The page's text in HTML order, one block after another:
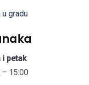
gradu
i petak
15:00